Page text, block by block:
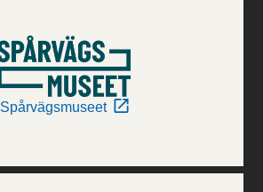
Spårvägsmuseet